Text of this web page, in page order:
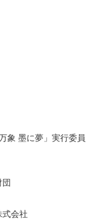
象 墨に夢」実行委員
会社